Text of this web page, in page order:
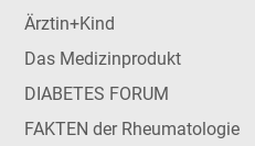
Ärztin+Kind
Das Medizinprodukt
DIABETES FORUM
FAKTEN der Rheumatologie